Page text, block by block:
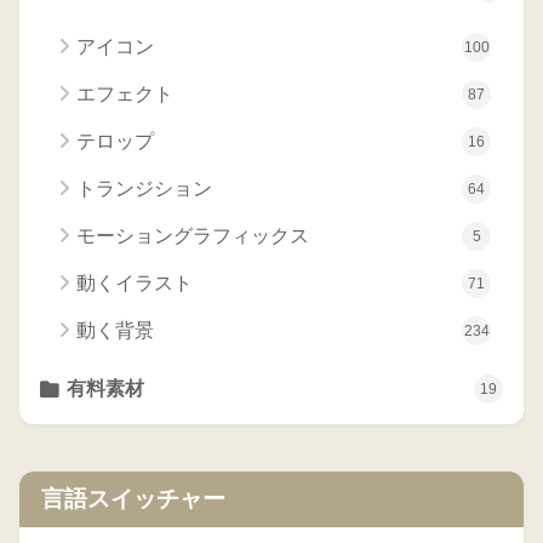
アイコン 100
エフェクト 87
テロップ 16
トランジション 64
モーショングラフィックス 5
動くイラスト 71
動く背景 234
有料素材 19
言語スイッチャー